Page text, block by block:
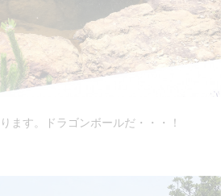
ます。ドラゴンボールだ・・・！